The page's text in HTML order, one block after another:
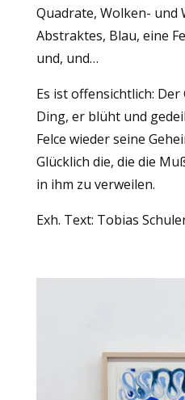
Quadrate, Wolken- und
Abstraktes, Blau, eine
und, und…
Es ist offensichtlich:
Ding, er blüht und
Felce wieder seine
Glücklich die, die die
in ihm zu verweilen.
Exh. Text: Tobias